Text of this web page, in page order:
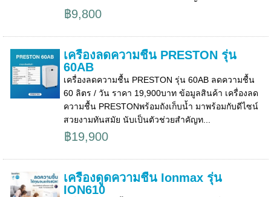
฿9,800
เครื่องลดความชื้น PRESTON รุ่น
60AB
เครื่องลดความชื้น PRESTON รุ่น 60AB ลดความชื้น
60 ลิตร / วัน ราคา 19,900บาท ข้อมูลสินค้า เครื่องลด
ความชื้น PRESTONพร้อมถังเก็บน้ำ มาพร้อมกับดีไซน์
สวยงามทันสมัย นับเป็นตัวช่วยสำคัญท...
฿19,900
เครื่องดูดความชื้น Ionmax รุ่น
ION610